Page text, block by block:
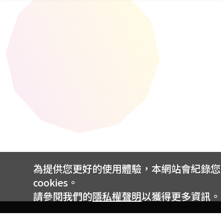
為提供您更好的使用體驗，本網站會紀錄
cookies。
請參閱我們的隱私權聲明以獲得更多資訊。